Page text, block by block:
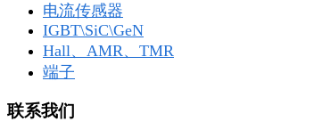
电流传感器
IGBT\SiC\GeN
Hall、AMR、TMR
端子
联系我们